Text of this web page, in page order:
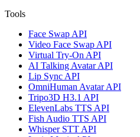
Tools
Face Swap API
Video Face Swap API
Virtual Try-On API
AI Talking Avatar API
Lip Sync API
OmniHuman Avatar API
Tripo3D H3.1 API
ElevenLabs TTS API
Fish Audio TTS API
Whisper STT API